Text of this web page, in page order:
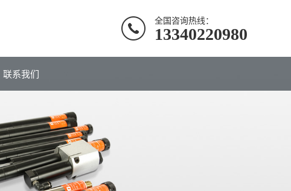
全国咨询热线：
13340220980
联系我们